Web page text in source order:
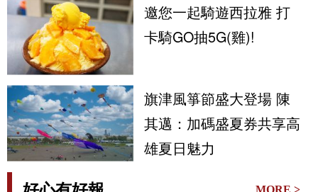
邀您一起騎遊西拉雅 打
卡騎GO抽5G(雞)!
旗津風箏節盛大登場 陳
其邁：加碼盛夏券共享高
雄夏日魅力